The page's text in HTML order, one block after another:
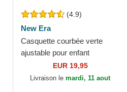
(4.9)
New Era
Casquette courbée verte
ajustable pour enfant
9FORTY League Essential
New York Yankees MLB New
EUR 19,95
Livraison le mardi, 11 aout